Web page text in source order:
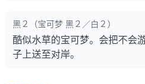
黑２（宝可梦 黑２／白２）
酷似水草的宝可梦。会把不会
子上送至对岸。